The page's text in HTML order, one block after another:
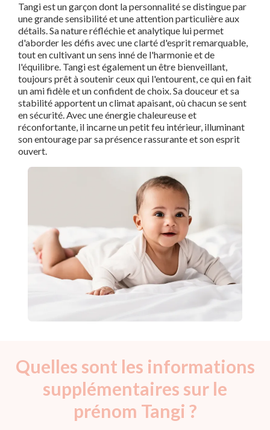
Tangi est un garçon dont la personnalité se distingue par
une grande sensibilité et une attention particulière aux
détails. Sa nature réfléchie et analytique lui permet
d'aborder les défis avec une clarté d'esprit remarquable,
tout en cultivant un sens inné de l'harmonie et de
l'équilibre. Tangi est également un être bienveillant,
toujours prêt à soutenir ceux qui l'entourent, ce qui en fait
un ami fidèle et un confident de choix. Sa douceur et sa
stabilité apportent un climat apaisant, où chacun se sent
en sécurité. Avec une énergie chaleureuse et
réconfortante, il incarne un petit feu intérieur, illuminant
son entourage par sa présence rassurante et son esprit
ouvert.
Quelles sont les informations
supplémentaires sur le
prénom Tangi ?